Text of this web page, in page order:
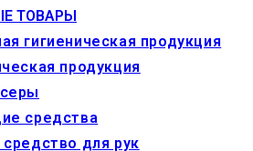
ТОВАРЫ
гигиеническая продукция
продукция
средства
для рук